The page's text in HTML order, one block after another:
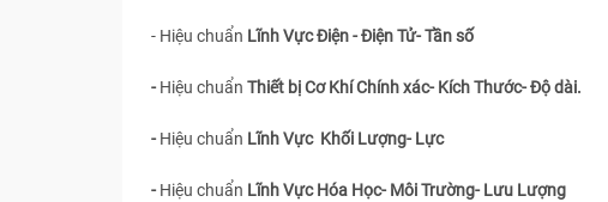
- Hiệu chuẩn Lĩnh Vực Điện - Điện Tử- Tần số
-Hiệu chuẩn Thiết bị Cơ Khí Chính xác- Kích Thước- Độ dài.
-Hiệu chuẩn Lĩnh Vực Khối Lượng- Lực
-Hiệu chuẩn Lĩnh Vực Hóa Học- Môi Trường- Lưu Lượng